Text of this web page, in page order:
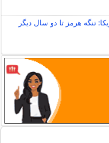
تنگه هرمز تا دو سال دیگر